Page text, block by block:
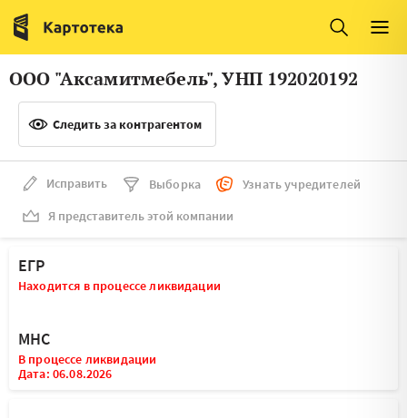
Италия
Люксембург
Литва
Нидерланды
ООО "Аксамитмебель", УНП 192020192
Следить за контрагентом
Исправить Выборка
Узнать учредителей
Я представитель этой компании
ЕГР
Находится в процессе ликвидации
МНС
В процессе ликвидации
Дата: 06.08.2026